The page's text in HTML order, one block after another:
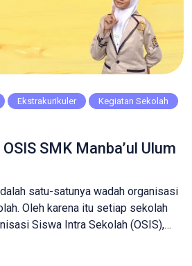
Ekstrakurikuler
Kegiatan Sekolah
SMK Manba’ul Ulum
satu-satunya wadah organisasi
Oleh karena itu setiap sekolah
Siswa Intra Sekolah (OSIS),
menjadi bagian/alat dari organisasi